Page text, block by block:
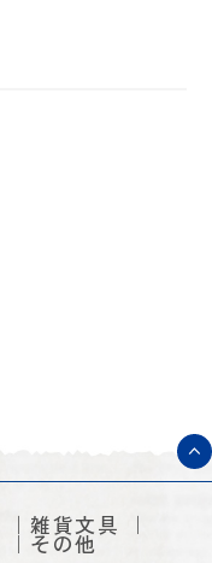
雑貨文具
その他